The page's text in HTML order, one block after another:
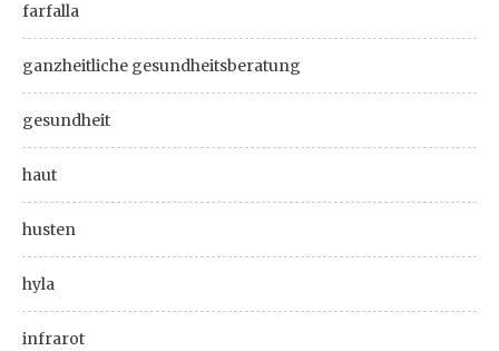
farfalla
ganzheitliche gesundheitsberatung
gesundheit
haut
husten
hyla
infrarot